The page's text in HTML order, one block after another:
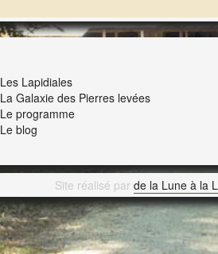
Les Lapidiales
La Galaxie des Pierres levées
Le programme
Le blog
Site réalisé par de la Lune à la